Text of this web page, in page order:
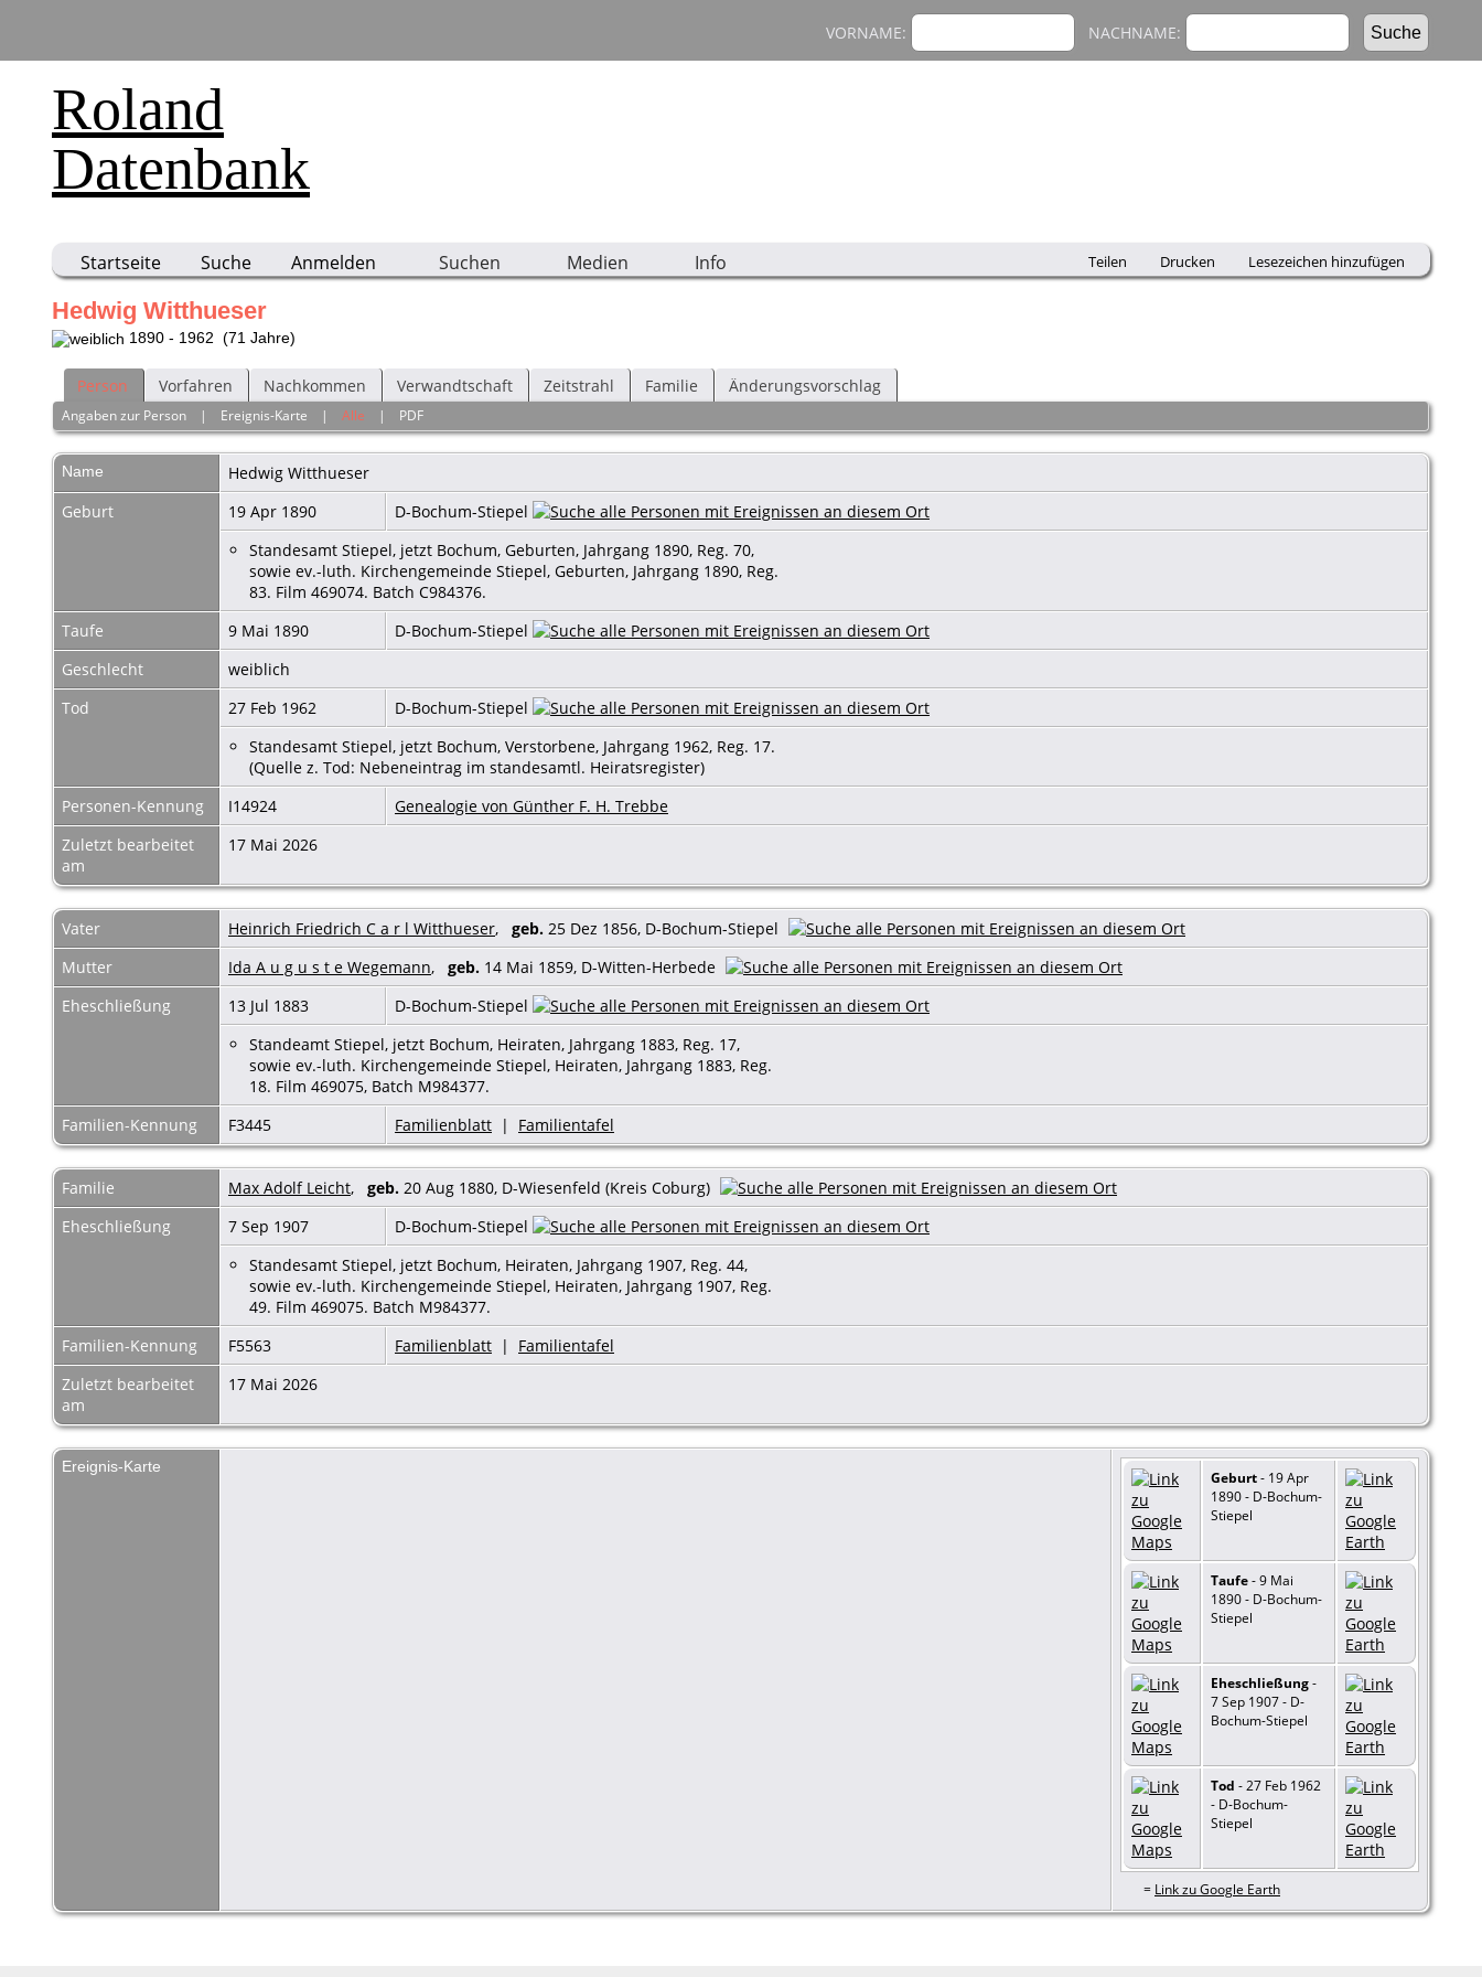
Roland
Datenbank
VORNAME: NACHNAME:
Startseite Suche Anmelden Suchen Medien Info Teilen Drucken Lesezeichen hinzufügen
Hedwig Witthueser
1890 - 1962 (71 Jahre)
Person Vorfahren Nachkommen Verwandtschaft Zeitstrahl Familie Änderungsvorschlag
Angaben zur Person | Ereignis-Karte |Alle | PDF
Name Hedwig Witthueser
Geburt
19 Apr 1890
D-Bochum-Stiepel
Standesamt Stiepel, jetzt Bochum, Geburten, Jahrgang 1890, Reg. 70,
sowie ev.-luth. Kirchengemeinde Stiepel, Geburten, Jahrgang 1890, Reg.
83. Film 469074. Batch C984376.
Taufe
9 Mai 1890
D-Bochum-Stiepel
Geschlecht
weiblich
Tod
27 Feb 1962
D-Bochum-Stiepel
Standesamt Stiepel, jetzt Bochum, Verstorbene, Jahrgang 1962, Reg. 17.
(Quelle z. Tod: Nebeneintrag im standesamtl. Heiratsregister)
Personen-Kennung
I14924
Genealogie von Günther F. H. Trebbe
Zuletzt bearbeitet
am
17 Mai 2026
Vater Heinrich Friedrich C a r l Witthueser, geb. 25 Dez 1856, D-Bochum-Stiepel
Mutter
Ida A u g u s t e Wegemann, geb. 14 Mai 1859, D-Witten-Herbede
Eheschließung
13 Jul 1883
D-Bochum-Stiepel
Standeamt Stiepel, jetzt Bochum, Heiraten, Jahrgang 1883, Reg. 17,
sowie ev.-luth. Kirchengemeinde Stiepel, Heiraten, Jahrgang 1883, Reg.
18. Film 469075, Batch M984377.
Familien-Kennung
F3445 Familienblatt | Familientafel
Familie Max Adolf Leicht, geb. 20 Aug 1880, D-Wiesenfeld (Kreis Coburg)
Eheschließung
7 Sep 1907
D-Bochum-Stiepel
Standesamt Stiepel, jetzt Bochum, Heiraten, Jahrgang 1907, Reg. 44,
sowie ev.-luth. Kirchengemeinde Stiepel, Heiraten, Jahrgang 1907, Reg.
49. Film 469075. Batch M984377.
Familien-Kennung
F5563 Familienblatt | Familientafel
Zuletzt bearbeitet
am
17 Mai 2026
Ereignis-Karte
Geburt- 19 Apr
1890 - D-Bochum-
Stiepel
Taufe- 9 Mai
1890 - D-Bochum-
Stiepel
Eheschließung-
7 Sep 1907 - D-
Bochum-Stiepel
Tod - 27 Feb 1962
- D-Bochum-
Stiepel
= Link zu Google Earth